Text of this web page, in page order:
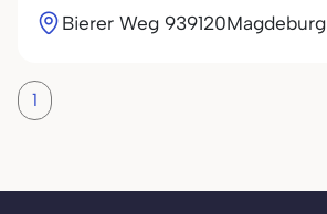
Bierer Weg 939120Magdeburg
1